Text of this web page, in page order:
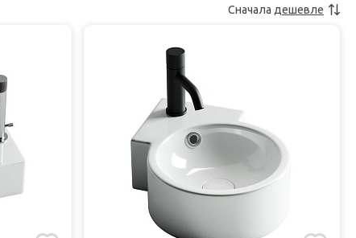
Сначала дешевле